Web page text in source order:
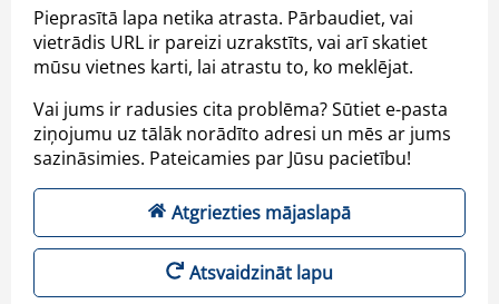
Pieprasītā lapa netika atrasta. Pārbaudiet, vai
vietrādis URL ir pareizi uzrakstīts, vai arī skatiet
mūsu vietnes karti, lai atrastu to, ko meklējat.
Vai jums ir radusies cita problēma? Sūtiet e-pasta
ziņojumu uz tālāk norādīto adresi un mēs ar jums
sazināsimies. Pateicamies par Jūsu pacietību!
Atgriezties mājaslapā
Atsvaidzināt lapu